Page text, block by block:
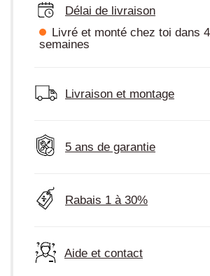
Délai de livraison
Livré et monté chez toi dans
semaines
Livraison et montage
5 ans de garantie
Rabais 1 à 30%
Aide et contact